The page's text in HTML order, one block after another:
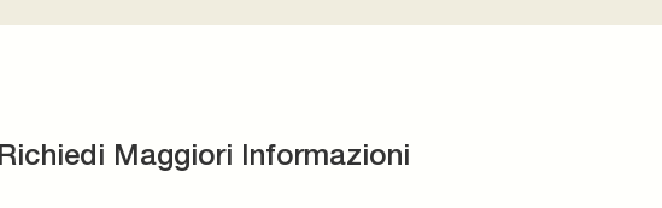
Richiedi Maggiori Informazioni